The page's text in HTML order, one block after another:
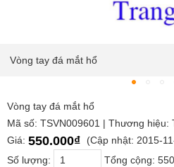
Vòng tay đá mắt hổ
Vòng tay đá mắt hổ
Mã số: TSVN009601 | Thương hiệu:
Giá: 550.000₫
(Cập nhật: 2015-
Số lượng:
Tổng cộng: